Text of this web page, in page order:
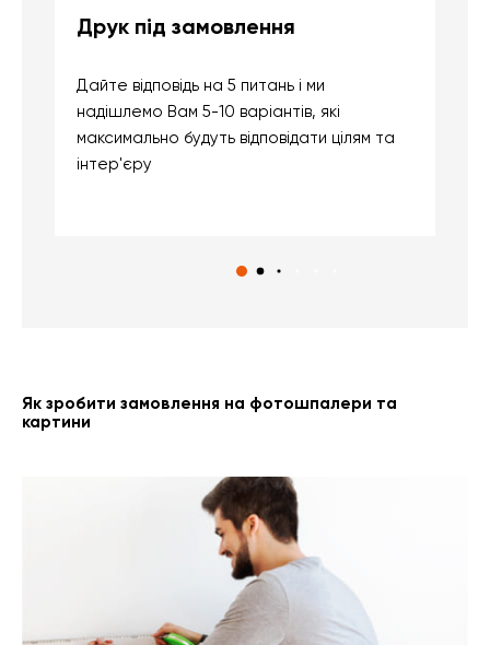
Друк під замовлення
Дайте відповідь на 5 питань і ми
надішлемо Вам 5-10 варіантів, які
максимально будуть відповідати цілям та
інтер'єру
Як зробити замовлення на фотошпалери та
картини